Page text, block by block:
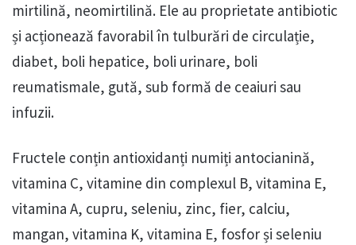
mirtilină, neomirtilină. Ele au proprietate antibiotic
și acționează favorabil în tulburări de circulație,
diabet, boli hepatice, boli urinare, boli
reumatismale, gută, sub formă de ceaiuri sau
infuzii.
Fructele conțin antioxidanți numiți antocianină,
vitamina C, vitamine din complexul B, vitamina E,
vitamina A, cupru, seleniu, zinc, fier, calciu,
mangan, vitamina K, vitamina E, fosfor și seleniu